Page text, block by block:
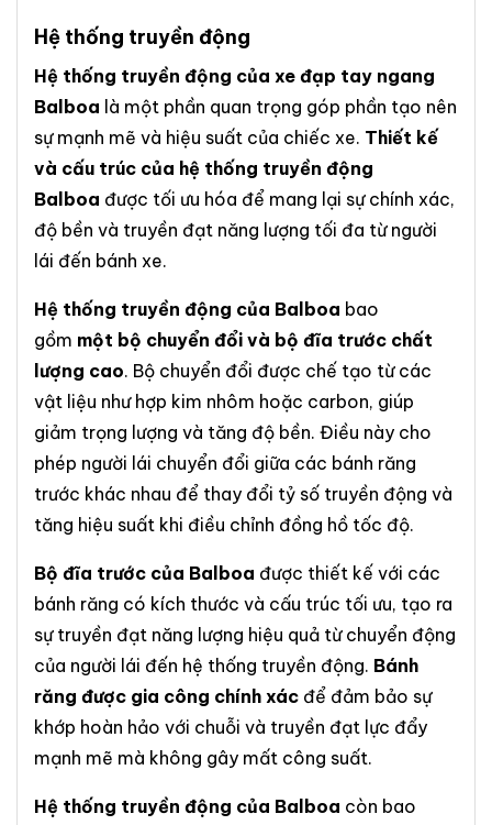
Hệ thống truyền động
Hệ thống truyền động của xe đạp tay ngang
Balboa là một phần quan trọng góp phần tạo nên
sự mạnh mẽ và hiệu suất của chiếc xe. Thiết kế
và cấu trúc của hệ thống truyền động
Balboa được tối ưu hóa để mang lại sự chính xác,
độ bền và truyền đạt năng lượng tối đa từ người
lái đến bánh xe.
Hệ thống truyền động của Balboa bao
gồm một bộ chuyển đổi và bộ đĩa trước chất
lượng cao. Bộ chuyển đổi được chế tạo từ các
vật liệu như hợp kim nhôm hoặc carbon, giúp
giảm trọng lượng và tăng độ bền. Điều này cho
phép người lái chuyển đổi giữa các bánh răng
trước khác nhau để thay đổi tỷ số truyền động và
tăng hiệu suất khi điều chỉnh đồng hồ tốc độ.
Bộ đĩa trước của Balboa được thiết kế với các
bánh răng có kích thước và cấu trúc tối ưu, tạo ra
sự truyền đạt năng lượng hiệu quả từ chuyển động
của người lái đến hệ thống truyền động. Bánh
răng được gia công chính xác để đảm bảo sự
khớp hoàn hảo với chuỗi và truyền đạt lực đẩy
mạnh mẽ mà không gây mất công suất.
Hệ thống truyền động của Balboa còn bao